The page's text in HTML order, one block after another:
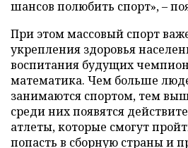
шансов полюбить спорт», –
При этом массовый спорт
укрепления здоровья
воспитания будущих
математика. Чем больше
занимаются спортом, тем
среди них появятся
атлеты, которые смогут
попасть в сборную страны и